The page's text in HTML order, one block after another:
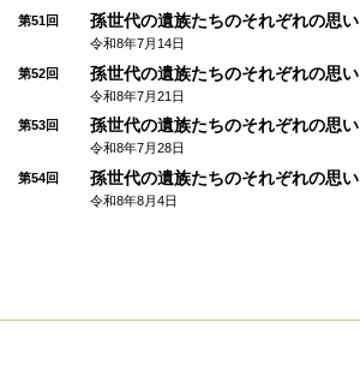
第51回 孫世代の遺族たちのそれぞれの思い
令和8年7月14日
第52回 孫世代の遺族たちのそれぞれの思い
令和8年7月21日
第53回 孫世代の遺族たちのそれぞれの思い
令和8年7月28日
第54回 孫世代の遺族たちのそれぞれの思い
令和8年8月4日